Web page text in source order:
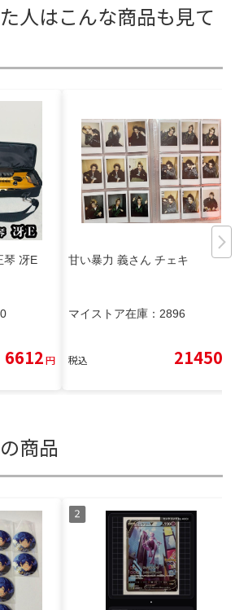
人はこんな商品も見て
琴 冴E
6612円
甘い暴力 義さん チェキ
マイストア在庫： 2896
税込 21450
商品